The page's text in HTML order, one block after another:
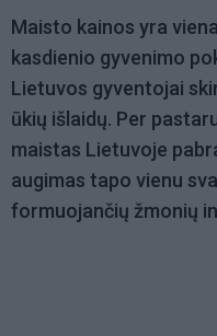
Maisto kainos yra
kasdienio gyvenimo
Lietuvos gyventojai
ūkių išlaidų. Per
maistas Lietuvoje
augimas tapo vienu
formuojančių žmonių